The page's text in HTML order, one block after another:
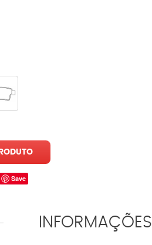
Save
INFORMAÇÕES